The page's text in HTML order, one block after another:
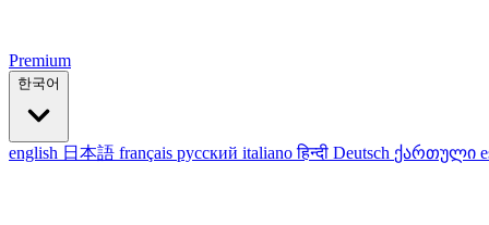
Premium
한국어
english 日本語 français русский italianoहिन्दी Deutsch ქართული